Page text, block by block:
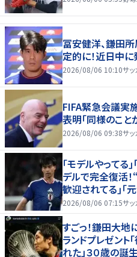
冨安健洋、鎌田
定的に！近日中
2026/08/06 10:10サッ
FIFA緊急会議実
表明「同様のこと
2026/08/06 09:38サッ
｢モデルやってる
デルで完全復活
歓迎されてる｣｢
2026/08/06 07:15サッ
すごっ！鎌田大
ランドプレゼント
れた」３０歳の